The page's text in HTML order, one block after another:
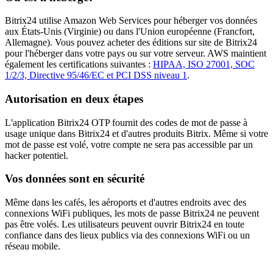
Bitrix24 utilise Amazon Web Services pour héberger vos données
aux États-Unis (Virginie) ou dans l'Union européenne (Francfort,
Allemagne). Vous pouvez acheter des éditions sur site de Bitrix24
pour l'héberger dans votre pays ou sur votre serveur. AWS maintient
également les certifications suivantes : HIPAA, ISO 27001, SOC
1/2/3, Directive 95/46/EC et PCI DSS niveau 1 .
Autorisation en deux étapes
L'application Bitrix24 OTP fournit des codes de mot de passe à
usage unique dans Bitrix24 et d'autres produits Bitrix. Même si votre
mot de passe est volé, votre compte ne sera pas accessible par un
hacker potentiel.
Vos données sont en sécurité
Même dans les cafés, les aéroports et d'autres endroits avec des
connexions WiFi publiques, les mots de passe Bitrix24 ne peuvent
pas être volés. Les utilisateurs peuvent ouvrir Bitrix24 en toute
confiance dans des lieux publics via des connexions WiFi ou un
réseau mobile.